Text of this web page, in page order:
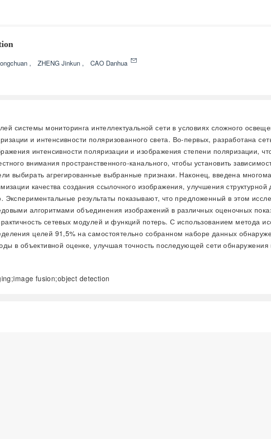
, ZHENG Jinkun ,
CAO Danhua
системы мониторинга интеллектуальной сети в условиях сложного
и интенсивности поляризованного света. Во-первых, разработана
интенсивности поляризации и изображения степени поляризации,
внимания пространственного-канального, чтобы установить
выбирать агрегированные выбранные признаки. Наконец, введена
качества создания ссылочного изображения, улучшения
результаты показывают, что предложенный в этом
алгоритмами объединения изображений в различных оценочных
сетевых модулей и функций потерь. С использованием метода
целей 91,5% на самостоятельно собранном наборе данных
в объективной оценке, улучшая точность последующей сети обнаружения
fusion;object detection